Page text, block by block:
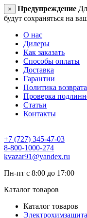
× Предупреждение
будут сохраняться на
О нас
Дилеры
Как заказать
Способы оплаты
Доставка
Гарантии
Политика возврата
Проверка
Статьи
Контакты
+7 (727) 345-47-03
8-800-1000-274
kvazar91@yandex.ru
Пн-пт с 8:00 до 17:00
Каталог товаров
Каталог товаров
Электрохимзащита